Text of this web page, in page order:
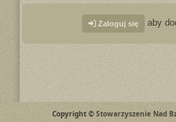
Zaloguj się aby
Copyright © Stowarzyszenie Nad